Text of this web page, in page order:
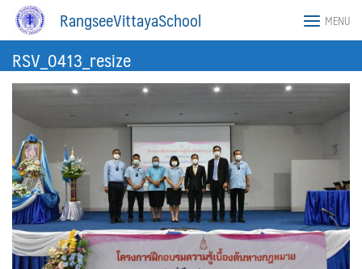
Skip
RangseeVittayaSchool MENU
RSV_0413_resize